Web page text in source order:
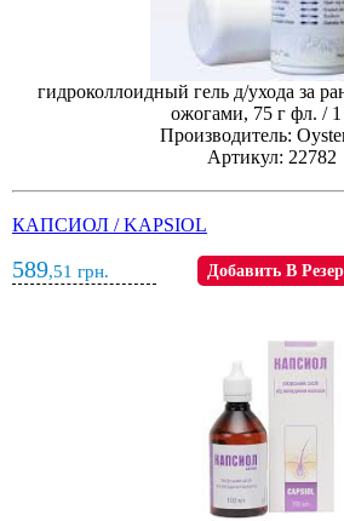
гидроколлоидный гель д/ухода за
ожогами, 75 г фл. /
Производитель:
Артикул: 22782
КАПСИОЛ / KAPSIOL
589,51 грн. Добавить В